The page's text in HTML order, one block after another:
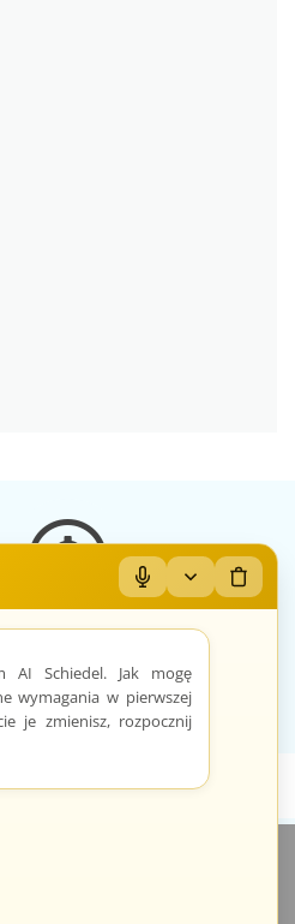
towary
towarów jest dopasowana do
kategorii przypisanych
dla każdego sprzedawcy.
Mikrofon: Wł/Wył
Zwiń/rozwiń
AI Schiedel. Jak mogę
wymagania w pierwszej
je zmienisz, rozpocznij
Rzeszów, Polska